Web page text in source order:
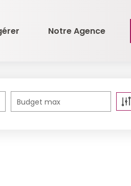
Notre Agence
Budget max